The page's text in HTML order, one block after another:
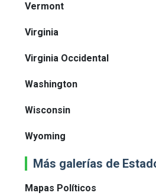
Vermont
Virginia
Virginia Occidental
Washington
Wisconsin
Wyoming
Más galerías de
Mapas Políticos